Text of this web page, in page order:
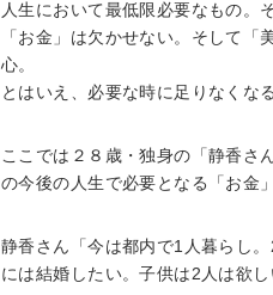
人生において最低限必要なもの。
「お金」は欠かせない。そして
心。
とはいえ、必要な時に足りなくな
ここでは２８歳・独身の「静香さ
の今後の人生で必要となる「お金
静香さん「今は都内で1人暮らし
には結婚したい。子供は2人は欲